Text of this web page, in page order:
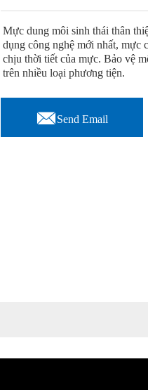
Mực dung môi sinh thái thân
dụng công nghệ mới nhất, mực
chịu thời tiết của mực. Bảo vệ
trên nhiều loại phương tiện.
Send Email